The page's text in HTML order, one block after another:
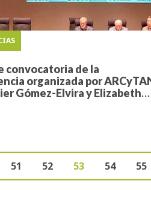
convocatoria de la
organizada por
Gómez-Elvira y Elizabeth
Page
51 Page
52
Página
actual
53 Page
54 55